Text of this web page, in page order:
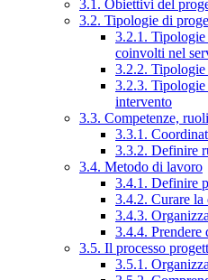
3.1. Obiettivi del
3.2. Tipologie di
3.2.1. Tipologie
coinvolti nel
3.2.2. Tipologie
3.2.3. Tipologie
intervento
3.3. Competenze,
3.3.1.
3.3.2. Definire
3.4. Metodo di lavoro
3.4.1. Definire
3.4.2. Curare la
3.4.3.
3.4.4. Prendere
3.5. Il processo
3.5.1.